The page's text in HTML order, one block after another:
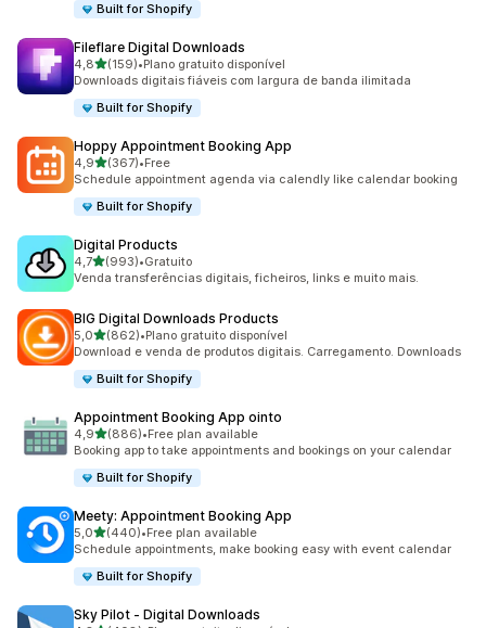
Built for Shopify
Fileflare Digital Downloads
4,8de 5 estrelas
(159)
159 total de avaliações
•Plano gratuito disponível
Downloads digitais fiáveis com largura de banda ilimitada
Built for Shopify
Hoppy Appointment Booking App
4,9de 5 estrelas
(367)
367 total de avaliações
•Free
Schedule appointment agenda via calendly like calendar booking
Built for Shopify
Digital Products
4,7de 5 estrelas
(993)
993 total de avaliações
•Gratuito
Venda transferências digitais, ficheiros, links e muito mais.
BIG Digital Downloads Products
5,0de 5 estrelas
(862)
862 total de avaliações
•Plano gratuito disponível
Download e venda de produtos digitais. Carregamento. Downloads
Built for Shopify
Appointment Booking App ointo
4,9de 5 estrelas
(886)
886 total de avaliações
•Free plan available
Booking app to take appointments and bookings on your calendar
Built for Shopify
Meety: Appointment Booking App
5,0de 5 estrelas
(440)
440 total de avaliações
•Free plan available
Schedule appointments, make booking easy with event calendar
Built for Shopify
Sky Pilot ‑ Digital Downloads